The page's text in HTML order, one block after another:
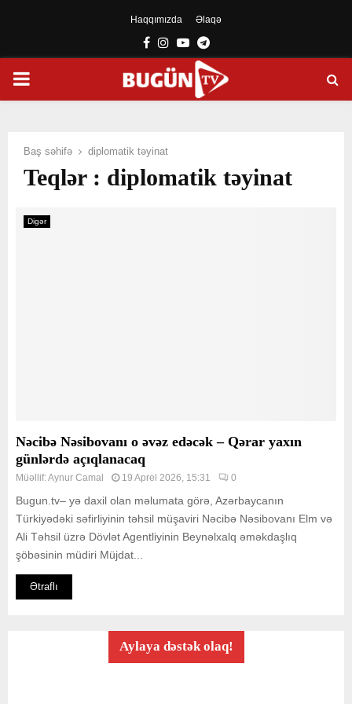
Haqqımızda Əlaqə
Facebook
Instagram
YoutubeTelegram
PRIMARY
Baş səhifə diplomatik təyinat
Teqlər : diplomatik təyinat
Digər
Nəcibə Nəsibovanı o əvəz edəcək – Qərar yaxın
günlərdə açıqlanacaq
Müəllif:Aynur Camal 19 Aprel 2026, 15:31 0
Bugun.tv– yə daxil olan məlumata görə, Azərbaycanın
Türkiyədəki səfirliyinin təhsil müşaviri Nəcibə Nəsibovanı Elm və
Ali Təhsil üzrə Dövlət Agentliyinin Beynəlxalq əməkdaşlıq
şöbəsinin müdiri Müjdat...
Ətraflı
Aylaya dəstək olaq!